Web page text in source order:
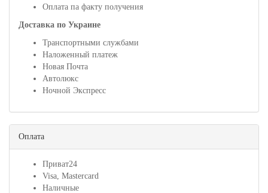
Оплата па факту получения
Доставка по Украине
Транспортными службами
Наложенный платеж
Новая Почта
Автолюкс
Ночной Экспресс
Оплата
Приват24
Visa, Mastercard
Наличные